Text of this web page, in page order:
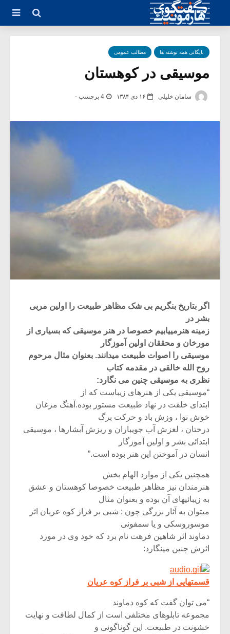
بایگانی همه نوشته ها مطالب عمومی
موسیقی در کوهستان
سامان خلیلی ۱۶ دی ۱۳۸۴ 4 برچسب -
اگر بتاریخ بنگریم بی شک مظاهر طبیعت را اولین مربی
بشر در
زمینه هنرمییابیم خصوصا در هنر موسیقی که بسیاری از
مورخان و محققان اولین آموزگار
موسیقی را اصوات طبیعت میدانند. بعنوان مثال مرحوم
روح الله خالقی در مقدمه کتاب
نظری به موسیقی چنین می نگارد:
“موسیقی یکی از هنرهای زیباست که از
ابتدای خلقت در نهاد طبیعت مستور بوده.آهنگ مزغان
خوش نوا ، وزش باد و حرکت برگ
درختان ، لغزش آب جویباران و ریزش آبشارها ، موسیقی
ابتدائی بشر و اولین آموزگار
انسان در آموختن این هنر بوده است.”
همچنین یکی از موارد الهام بخش
هنرمندان نیز مظاهر طبیعت خصوصا کوهستان و عشق
به زیبائیهای آن بوده و بعنوان مثال
میتوان به آثار بزرگی چون : شبی بر فراز کوه عریان اثر
موسوروسکی و یا سمفونی
دماوند اثر شاهین فرهت نام برد که خود وی در مورد
اثرش چنین مینگارد:
قسمتهایی از شبی بر فراز کوه عریان
“می توان گفت که کوه دماوند
مجموعه تابلوهای مختلفی است از کمال لطافت و نهایت
خشونت در طبیعت. این گوناگونی و
میکلوش روژا موریس ژار